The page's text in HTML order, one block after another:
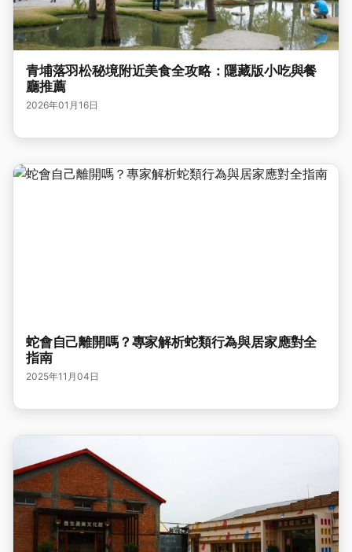
青埔落羽松秘境附近美食全攻略：隱藏版小吃與餐
廳推薦
2026年01月16日
蛇會自己離開嗎？專家解析蛇類行為與居家應對全
指南
2025年11月04日